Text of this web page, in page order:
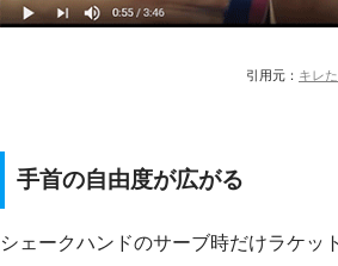
引用元： キレ
手首の自由度が広がる
シェークハンドのサーブ時だけラケッ